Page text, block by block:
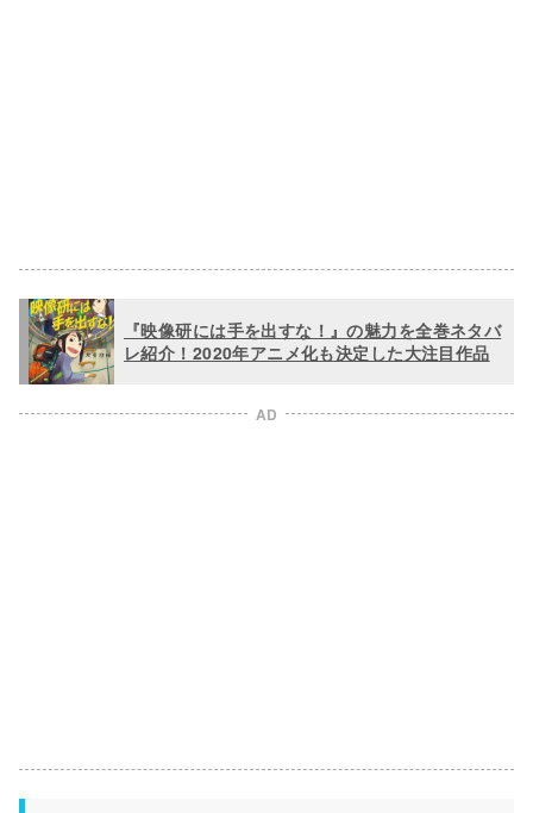
『映像研には手を出すな！』の魅力を全巻ネタバ
レ紹介！2020年アニメ化も決定した大注目作品
AD